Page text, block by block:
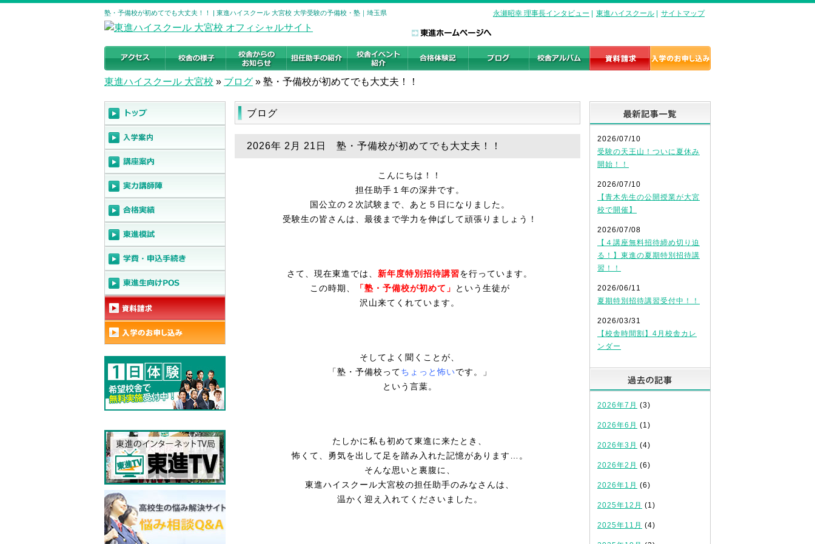
塾・予備校が初めてでも大丈夫！！ | 東進ハイスクール 大宮校 大学受験の予備校・塾｜埼玉県 永瀬昭幸 理事長インタビュー 東進ハイスクール サイトマップ
東進ハイスクール 大宮校 » ブログ » 塾・予備校が初めてでも大丈夫！！
ブログ
2026年 2月 21日 塾・予備校が初めてでも大丈夫！！
担任助手１年の深井です。
国公立の２次試験まで、あと５日になりました。
受験生の皆さんは、最後まで学力を伸ばして頑張りましょう！
さて、現在東進では、 新年度特別招待講習を行っています。
この時期、
「塾・予備校が初めて」
という生徒が
沢山来てくれています。
そしてよく聞くことが、
「塾・予備校ってちょっと怖いです。」
という言葉。
たしかに私も初めて東進に来たとき、
怖くて、勇気を出して足を踏み入れた記憶があります…。
そんな思いと裏腹に、
東進ハイスクール大宮校の担任助手のみなさんは、
温かく迎え入れてくださいました。
2026/07/10
受験の天王山！ついに夏休み
開始！！
2026/07/10
【青木先生の公開授業が大宮
校で開催】
2026/07/08
【４講座無料招待締め切り迫
る！】東進の夏期特別招待講
習！！
2026/06/11
夏期特別招待講習受付中！！
2026/03/31
【校舎時間割】4月校舎カレ
ンダー
2026年7月 (3)
2026年6月 (1)
2026年3月 (4)
2026年2月 (6)
2026年1月 (6)
2025年12月 (1)
2025年11月 (4)